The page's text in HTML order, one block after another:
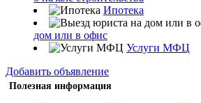
Ипотека
дом или в офис
Услуги МФЦ
Добавить объявление
Полезная информация